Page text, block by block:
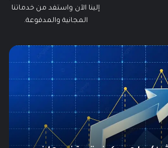
إلينا الآن واستفد من خدماتنا
المجانية والمدفوعة.